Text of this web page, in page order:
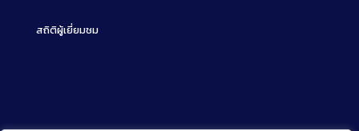
สถิติผู้เยี่ยมชม